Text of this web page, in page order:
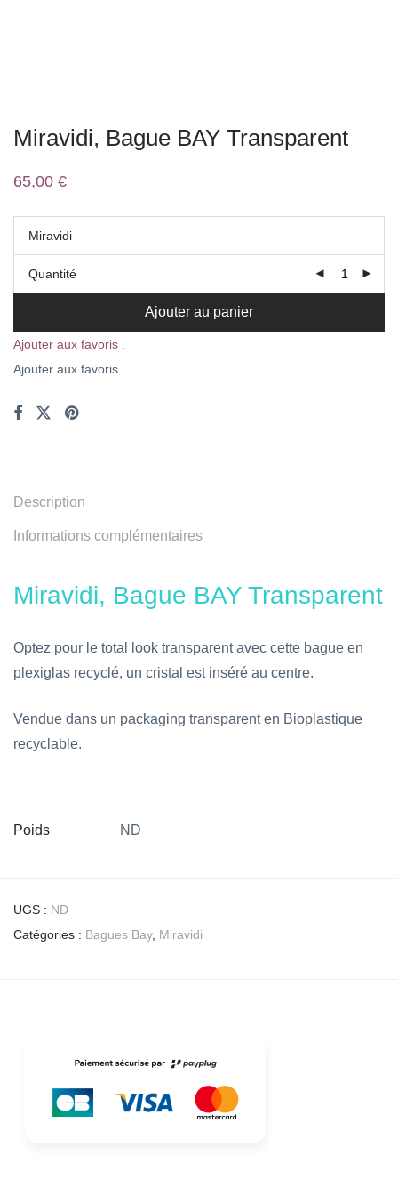
Miravidi, Bague BAY Transparent
65,00 €
Miravidi
Quantité
Ajouter au panier
Ajouter aux favoris .
Ajouter aux favoris .
Description
Informations complémentaires
Miravidi, Bague BAY Transparent
Optez pour le total look transparent avec cette bague en
plexiglas recyclé, un cristal est inséré au centre.
Vendue dans un packaging transparent en Bioplastique
recyclable.
Poids ND
UGS : ND
Catégories : Bagues Bay, Miravidi